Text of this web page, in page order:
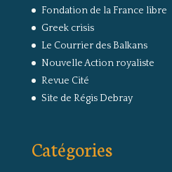
Fondation de la France libre
Greek crisis
Le Courrier des Balkans
Nouvelle Action royaliste
Revue Cité
Site de Régis Debray
Catégories